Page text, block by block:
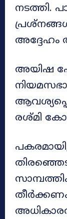
നടത്തി.
അദ്ദേഹം
അയിഷ
രശ്മി